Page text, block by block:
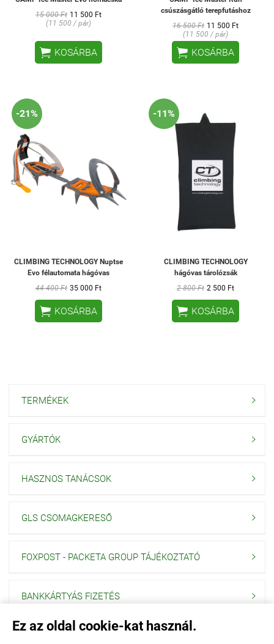
Ez az oldal cookie-kat használ.
15 000 Ft 11 500 Ft
(11 500 / pár)
 KOSÁRBA
csúszásgátló terepfutáshoz
16 500 Ft 11 500 Ft
(11 500 / pár)
 KOSÁRBA
-21%
CLIMBING TECHNOLOGY Nuptse
Evo félautomata hágóvas
44 400 Ft 35 000 Ft
 KOSÁRBA
-11%
CLIMBING TECHNOLOGY
hágóvas tárolózsák
2 800 Ft 2 500 Ft
 KOSÁRBA
TERMÉKEK 
GYÁRTÓK 
HASZNOS TANÁCSOK 
GLS CSOMAGKERESŐ 
FOXPOST - PACKETA GROUP TÁJÉKOZTATÓ 
BANKKÁRTYÁS FIZETÉS 
Navigáció